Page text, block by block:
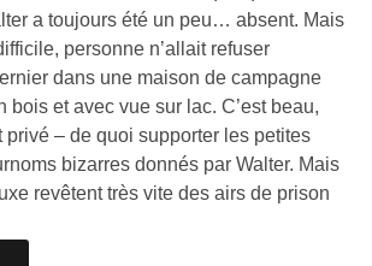
a toujours été un peu… absent. Mais
personne n’allait refuser
dans une maison de campagne
bois et avec vue sur lac. C’est beau,
privé – de quoi supporter les petites
bizarres donnés par Walter. Mais
revêtent très vite des airs de prison